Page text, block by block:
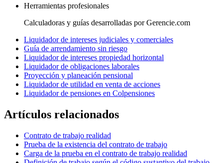
Herramientas profesionales
Calculadoras y guías desarrolladas por Gerencie.com
Liquidador de intereses judiciales y comerciales
Guía de arrendamiento sin riesgo
Liquidador de intereses propiedad horizontal
Liquidador de obligaciones laborales
Proyección y planeación pensional
Liquidador de utilidad en venta de acciones
Liquidador de pensiones en Colpensiones
Artículos relacionados
Contrato de trabajo realidad
Prueba de la existencia del contrato de trabajo
Carga de la prueba en el contrato de trabajo realidad